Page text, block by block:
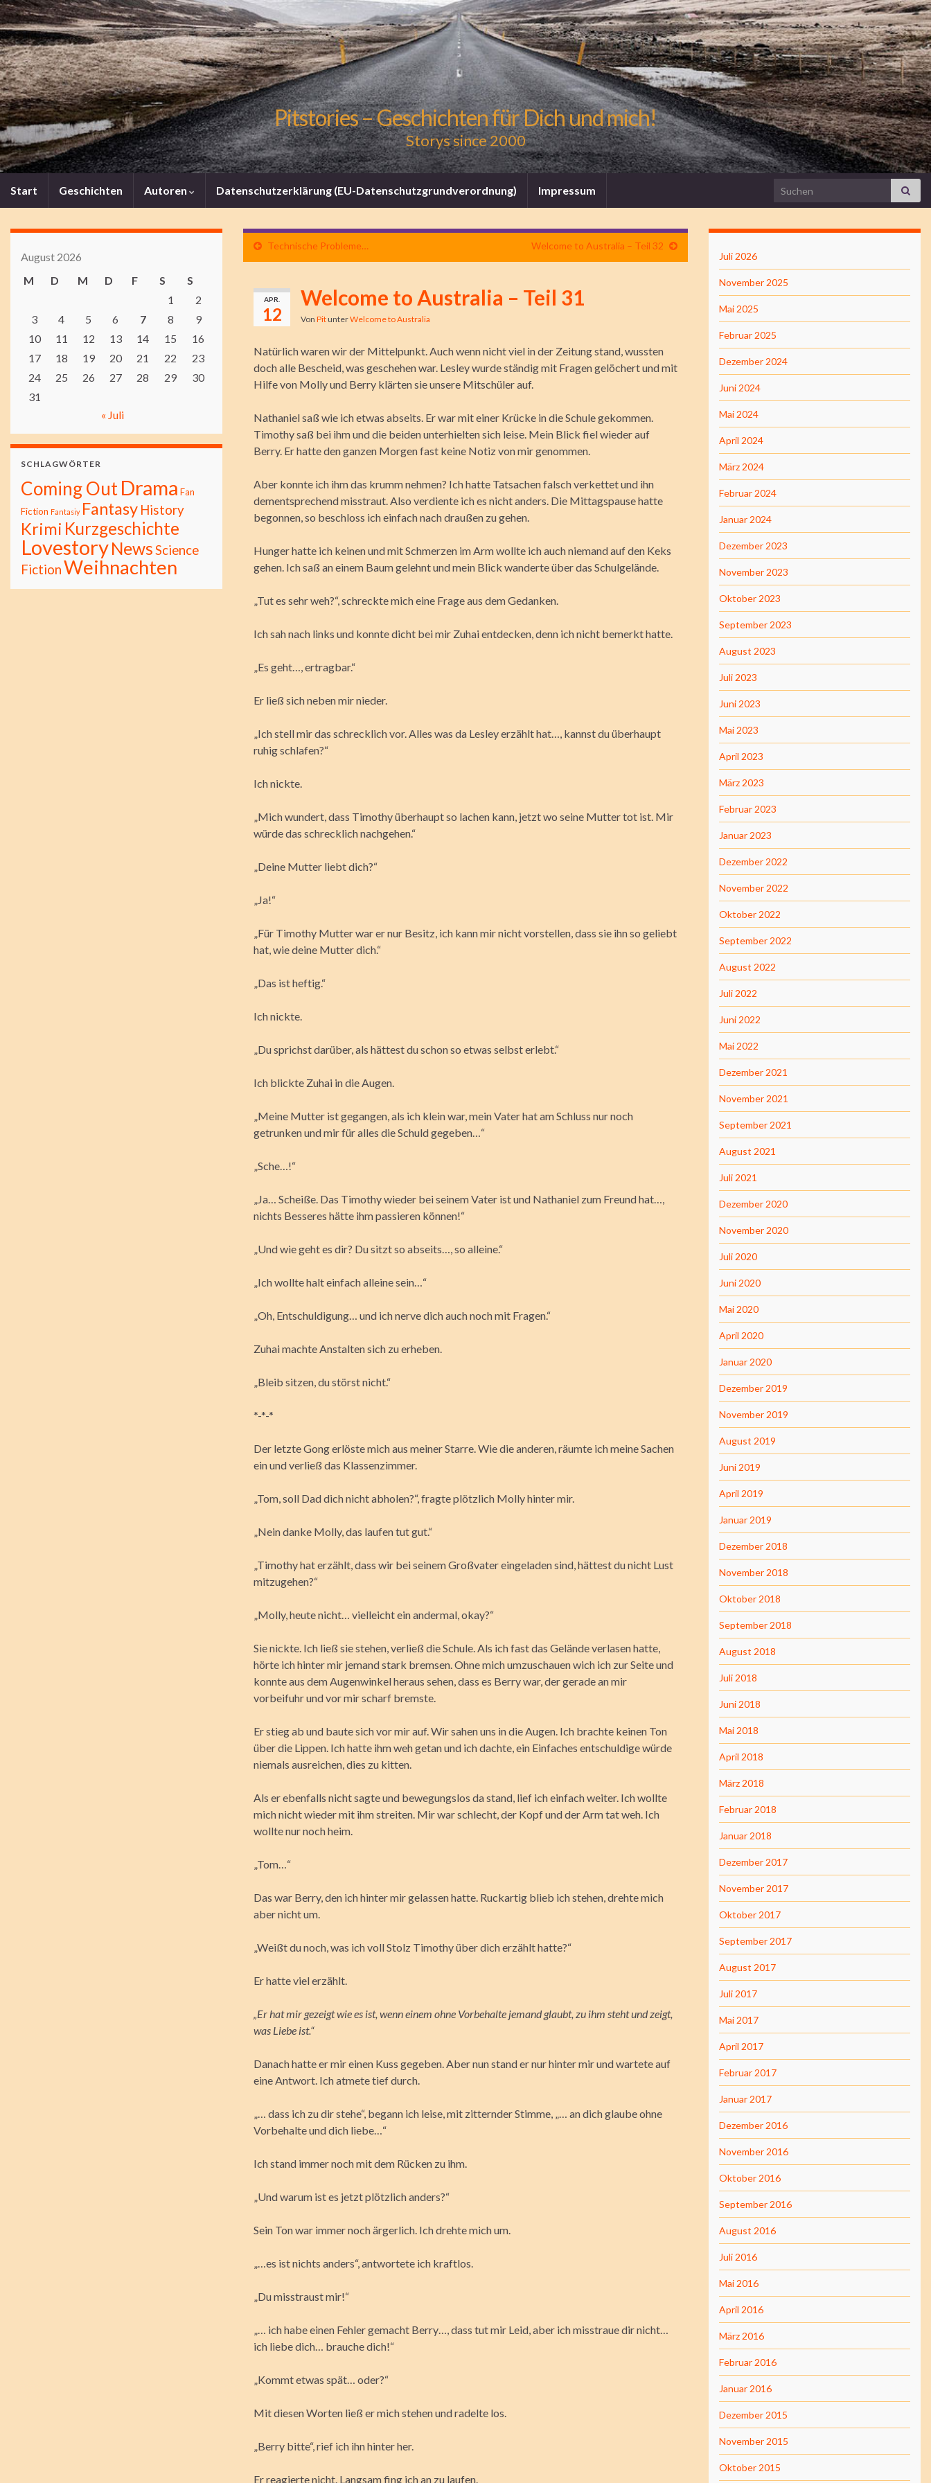
Pitstories – Geschichten für Dich und mich!
Storys since 2000
Start Geschichten Autoren Datenschutzerklärung (EU-Datenschutzgrundverordnung) Impressum Search for:
Technische Probleme… Welcome to Australia – Teil 32
APR.
12
Welcome to Australia – Teil 31
Von PitunterWelcome to Australia
Natürlich waren wir der Mittelpunkt. Auch wenn nicht viel in der Zeitung stand, wussten
doch alle Bescheid, was geschehen war. Lesley wurde ständig mit Fragen gelöchert und mit
Hilfe von Molly und Berry klärten sie unsere Mitschüler auf.
Nathaniel saß wie ich etwas abseits. Er war mit einer Krücke in die Schule gekommen.
Timothy saß bei ihm und die beiden unterhielten sich leise. Mein Blick fielwieder auf
Berry. Er hatte den ganzen Morgen fast keine Notiz von mir genommen.
Aber konnte ich ihm das krumm nehmen? Ich hatte Tatsachen falsch verkettet und ihn
dementsprechend misstraut. Also verdiente ich es nicht anders. Die Mittagspause hatte
begonnen, so beschloss ich einfach nach draußen zu gehen.
Hunger hatte ich keinen und mit Schmerzen im Arm wollte ich auch niemand auf den Keks
gehen. Ich saß an einem Baum gelehnt und mein Blick wanderte über das Schulgelände.
„Tut es sehr weh?“, schreckte mich eine Frage aus dem Gedanken.
Ich sah nach links und konnte dicht bei mir Zuhai entdecken, denn ich nicht bemerkt hatte.
„Es geht…, ertragbar.“
Er ließ sich neben mir nieder.
„Ich stell mir das schrecklich vor. Alles was da Lesley erzählt hat…, kannst du überhaupt
ruhig schlafen?“
Ich nickte.
„Mich wundert, dass Timothy überhaupt so lachen kann, jetzt wo seine Mutter tot ist. Mir
würde das schrecklich nachgehen.“
„Deine Mutter liebt dich?“
„Ja!“
„Für Timothy Mutter war er nur Besitz, ich kann mir nicht vorstellen, dass sie ihn so geliebt
hat, wie deine Mutter dich.“
„Das ist heftig.“
Ich nickte.
„Du sprichst darüber, als hättest du schon so etwas selbst erlebt.“
Ich blickte Zuhai in die Augen.
„Meine Mutter ist gegangen, als ich klein war, mein Vater hat am Schluss nur noch
getrunken und mir für alles die Schuld gegeben…“
„Sche…!“
„Ja… Scheiße. Das Timothy wieder bei seinem Vater ist und Nathaniel zum Freund hat…,
nichts Besseres hätte ihm passieren können!“
„Und wie geht es dir? Du sitzt so abseits…, so alleine.“
„Ich wollte halt einfach alleine sein…“
„Oh, Entschuldigung… und ich nerve dich auch noch mit Fragen.“
Zuhai machte Anstalten sich zu erheben.
„Bleib sitzen, du störst nicht.“
*-*-*
Der letzte Gong erlöste mich aus meiner Starre. Wie die anderen, räumte ich meine Sachen
ein und verließ das Klassenzimmer.
„Tom, soll Dad dich nicht abholen?“, fragte plötzlich Molly hinter mir.
„Nein danke Molly, das laufen tut gut.“
„Timothy hat erzählt, dass wir bei seinem Großvater eingeladen sind, hättest du nicht Lust
mitzugehen?“
„Molly, heute nicht… vielleicht ein andermal, okay?“
Sie nickte. Ich ließ sie stehen, verließ die Schule. Als ich fast das Gelände verlasen hatte,
hörte ich hinter mir jemand stark bremsen. Ohne mich umzuschauen wich ich zur Seite und
konnte aus dem Augenwinkel heraus sehen, dass es Berry war, der gerade an mir
vorbeifuhr und vor mir scharf bremste.
Er stieg ab und baute sich vor mir auf. Wir sahen uns in die Augen. Ich brachte keinen Ton
über die Lippen. Ich hatte ihm weh getan und ich dachte, ein Einfaches entschuldige würde
niemals ausreichen, dies zu kitten.
Als er ebenfalls nicht sagte und bewegungslos da stand, lief ich einfach weiter. Ich wollte
mich nicht wieder mit ihm streiten. Mir war schlecht, der Kopf und der Arm tat weh. Ich
wollte nur noch heim.
„Tom…“
Das war Berry, den ich hinter mir gelassen hatte. Ruckartig blieb ich stehen, drehte mich
aber nicht um.
„Weißt du noch, was ich voll Stolz Timothy über dich erzählt hatte?“
Er hatte viel erzählt.
„Er hat mir gezeigt wie es ist, wenn einem ohne Vorbehalte jemand glaubt, zu ihm steht und zeigt,
was Liebe ist.“
Danach hatte er mir einen Kuss gegeben. Aber nun stand er nur hinter mir und wartete auf
eine Antwort. Ich atmete tief durch.
„… dass ich zu dir stehe“, begann ich leise, mit zitternder Stimme, „… an dich glaube ohne
Vorbehalte und dich liebe…“
Ich stand immer noch mit dem Rücken zu ihm.
„Und warum ist es jetzt plötzlich anders?“
Sein Ton war immer noch ärgerlich. Ich drehte mich um.
„…es ist nichts anders“, antwortete ich kraftlos.
„Du misstraust mir!“
„… ich habe einen Fehler gemacht Berry…, dass tut mir Leid, aber ich misstraue dir nicht…
ich liebe dich… brauche dich!“
„Kommt etwas spät… oder?“
Mit diesen Worten ließ er mich stehen und radelte los.
„Berry bitte“, rief ich ihn hinter her.
Er reagierte nicht. Langsam fing ich an zu laufen.
August 2026
M
D M D F S
S
1
2
3
4 5 6 7 8
9
10
11 12 13 14 15
16
17
18 19 20 21 22
23
24
25 26 27 28 29
30
31
« Juli
SCHLAGWÖRTER
Coming OutDrama Fan
Fiction Fantasiy Fantasy History
Krimi Kurzgeschichte
LovestoryNewsScience
FictionWeihnachten
Juli 2026
November 2025
Mai 2025
Februar 2025
Dezember 2024
Juni 2024
Mai 2024
April 2024
März 2024
Februar 2024
Januar 2024
Dezember 2023
November 2023
Oktober 2023
September 2023
August 2023
Juli 2023
Juni 2023
Mai 2023
April 2023
März 2023
Februar 2023
Januar 2023
Dezember 2022
November 2022
Oktober 2022
September 2022
August 2022
Juli 2022
Juni 2022
Mai 2022
Dezember 2021
November 2021
September 2021
August 2021
Juli 2021
Dezember 2020
November 2020
Juli 2020
Juni 2020
Mai 2020
April 2020
Januar 2020
Dezember 2019
November 2019
August 2019
Juni 2019
April 2019
Januar 2019
Dezember 2018
November 2018
Oktober 2018
September 2018
August 2018
Juli 2018
Juni 2018
Mai 2018
April 2018
März 2018
Februar 2018
Januar 2018
Dezember 2017
November 2017
Oktober 2017
September 2017
August 2017
Juli 2017
Mai 2017
April 2017
Februar 2017
Januar 2017
Dezember 2016
November 2016
Oktober 2016
September 2016
August 2016
Juli 2016
Mai 2016
April 2016
März 2016
Februar 2016
Januar 2016
Dezember 2015
November 2015
Oktober 2015